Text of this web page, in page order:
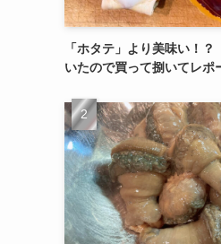
「ホタテ」より美味い！
いたので買って捌いてレポ